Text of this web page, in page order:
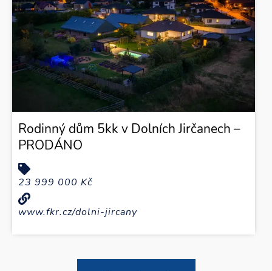
Rodinný dům 5kk v Dolních Jirčanech –
PRODÁNO
23 999 000 Kč
www.fkr.cz/dolni-jircany